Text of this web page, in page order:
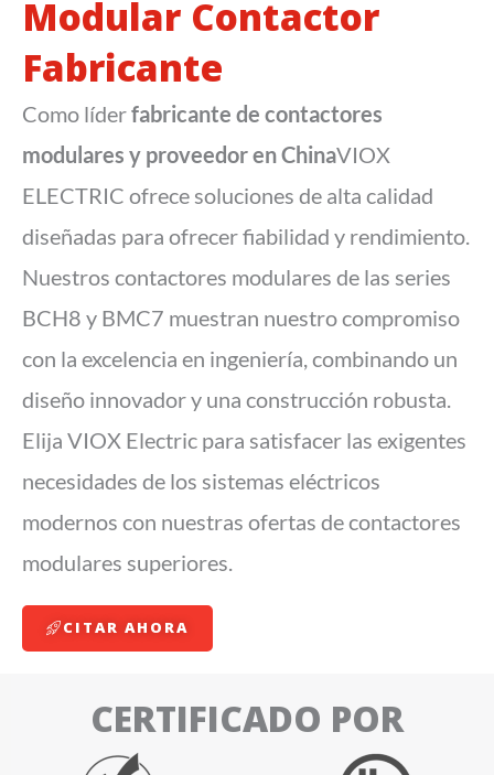
Modular Contactor
Fabricante
Como líderfabricante de contactores
modulares y proveedor en ChinaVIOX
ELECTRIC ofrece soluciones de alta calidad
diseñadas para ofrecer fiabilidad y rendimiento.
Nuestros contactores modulares de las series
BCH8 y BMC7 muestran nuestro compromiso
con la excelencia en ingeniería, combinando un
diseño innovador y una construcción robusta.
Elija VIOX Electric para satisfacer las exigentes
necesidades de los sistemas eléctricos
modernos con nuestras ofertas de contactores
modulares superiores.
CITAR AHORA
CERTIFICADO POR